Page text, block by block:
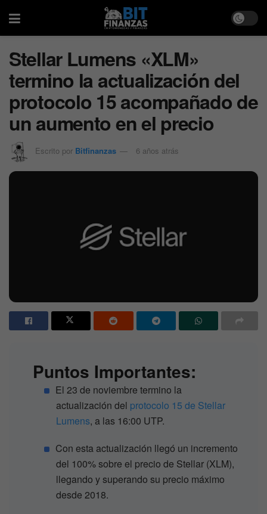
Stellar Lumens «XLM»
termino la actualización del
protocolo 15 acompañado de
un aumento en el precio
Escrito por Bitfinanzas 6 años atrás
Puntos Importantes:
El 23 de noviembre termino la
actualización del protocolo 15 de Stellar
Lumens, a las 16:00 UTP.
Con esta actualización llegó un incremento
del 100% sobre el precio de Stellar (XLM),
llegando y superando su precio máximo
desde 2018.